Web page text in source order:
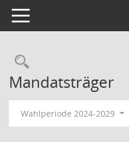
Toggle navigation
Mandatsträger
Wahlperiode 2024-2029